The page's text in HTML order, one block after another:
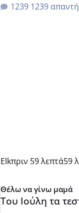
1239
Elkπριν 59 λεπτά59
Θέλω να γίνω μαμά
Του Ιούλη τα